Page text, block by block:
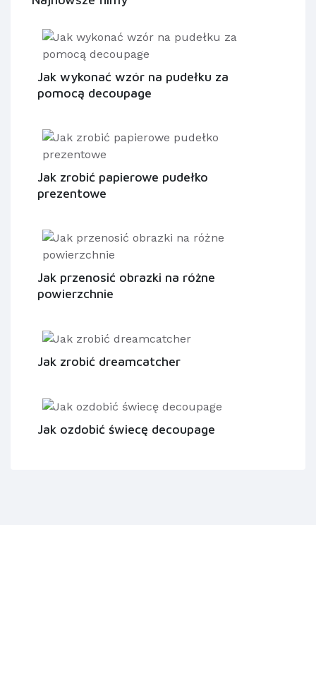
Jak wykonać wzór na pudełku za
pomocą decoupage
Jak zrobić papierowe pudełko
prezentowe
Jak przenosić obrazki na różne
powierzchnie
Jak zrobić dreamcatcher
Jak ozdobić świecę decoupage